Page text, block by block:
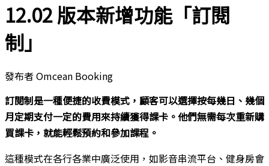
12.02 版本新增功能「訂閱
制」
發布者Omcean Booking
訂閱制是一種便捷的收費模式，顧客可以選擇按每幾日、幾個
月定期支付一定的費用來持續獲得課卡。他們無需每次重新購
買課卡，就能輕鬆預約和參加課程。
這種模式在各行各業中廣泛使用，如影音串流平台、健身房會